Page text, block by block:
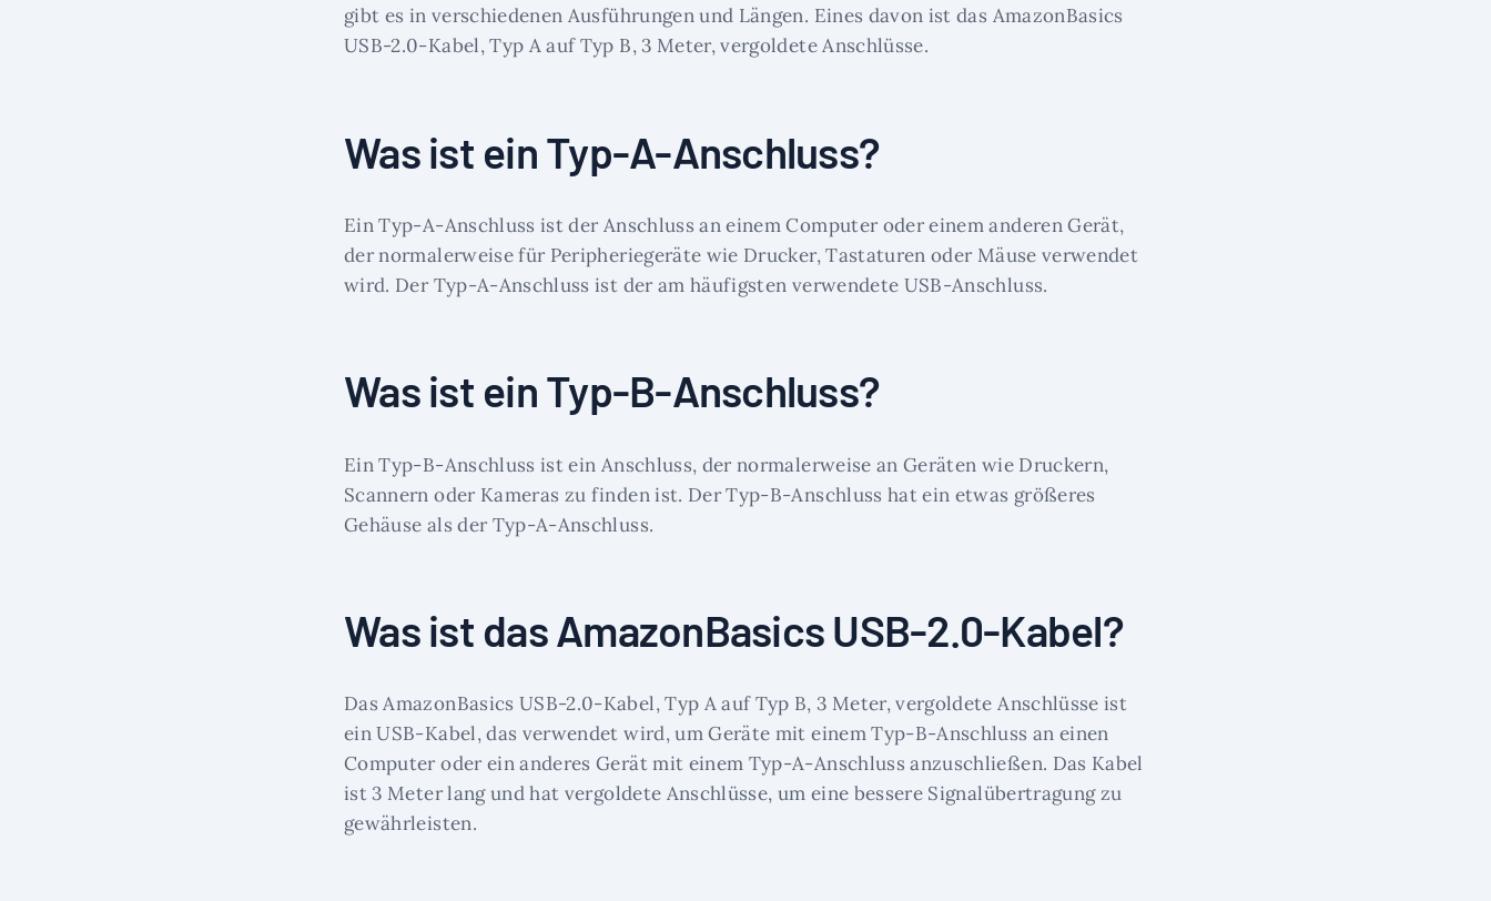
gibt es in verschiedenen Ausführungen und Längen. Eines davon ist das AmazonBasics
USB-2.0-Kabel, Typ A auf Typ B, 3 Meter, vergoldete Anschlüsse.
Was ist ein Typ-A-Anschluss?
Ein Typ-A-Anschluss ist der Anschluss an einem Computer oder einem anderen Gerät,
der normalerweise für Peripheriegeräte wie Drucker, Tastaturen oder Mäuse verwendet
wird. Der Typ-A-Anschluss ist der am häufigsten verwendete USB-Anschluss.
Was ist ein Typ-B-Anschluss?
Ein Typ-B-Anschluss ist ein Anschluss, der normalerweise an Geräten wie Druckern,
Scannern oder Kameras zu finden ist. Der Typ-B-Anschluss hat ein etwas größeres
Gehäuse als der Typ-A-Anschluss.
Was ist das AmazonBasics USB-2.0-Kabel?
Das AmazonBasics USB-2.0-Kabel, Typ A auf Typ B, 3 Meter, vergoldete Anschlüsse ist
ein USB-Kabel, das verwendet wird, um Geräte mit einem Typ-B-Anschluss an einen
Computer oder ein anderes Gerät mit einem Typ-A-Anschluss anzuschließen. Das Kabel
ist 3 Meter lang und hat vergoldete Anschlüsse, um eine bessere Signalübertragung zu
gewährleisten.